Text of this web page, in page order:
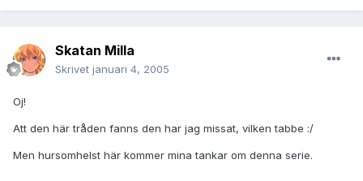
Skatan Milla
Skrivet januari 4, 2005
Oj!
Att den här tråden fanns den har jag missat, vilken tabbe :/
Men hursomhelst här kommer mina tankar om denna serie.